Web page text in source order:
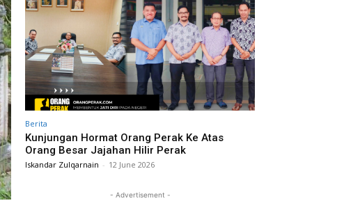
Berita
Kunjungan Hormat Orang Perak Ke Atas
Orang Besar Jajahan Hilir Perak
Iskandar Zulqarnain - 12 June 2026
- Advertisement -